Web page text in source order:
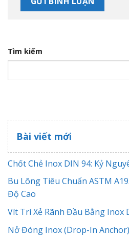
Tìm kiếm
Bài viết mới
Chốt Chẻ Inox DIN 94: Kỷ
Bu Lông Tiêu Chuẩn ASTM
Độ Cao
Vít Trí Xẻ Rãnh Đầu Bằng Inox
Nở Đóng Inox (Drop-In